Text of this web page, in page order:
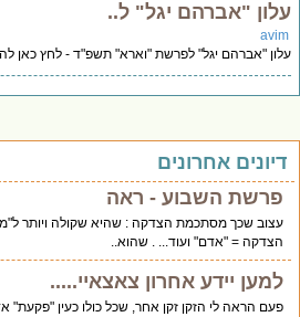
"אברהם יגל" ל..
"אברהם יגל" לפרשת "וארא" תשפ"ד - לחץ כאן
אחרונים
פרשת השבוע - ראה
עצוב שכך מסתכמת הצדקה : שהיא שקולה ויותר
הצדקה = "אדם" ועוד... . שהוא..
למען יידע אחרון צאצאיי.....
פעם הראה לי הזקן זקן אחר, שכל כולו כעין "פקעת"